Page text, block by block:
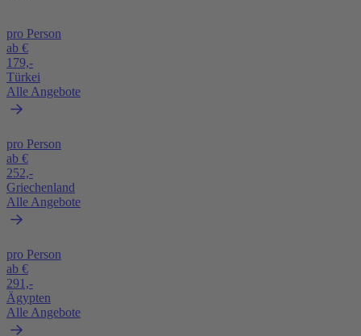
pro Person
ab €
179,-
Türkei
Alle Angebote
pro Person
ab €
252,-
Griechenland
Alle Angebote
pro Person
ab €
291,-
Ägypten
Alle Angebote